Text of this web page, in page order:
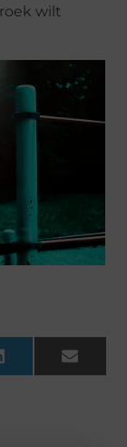
wilt
L
I
E
M